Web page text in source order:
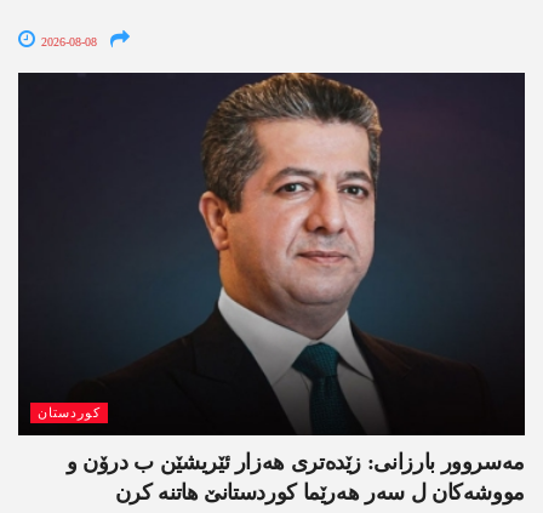
2026-08-08
کوردستان
مەسروور بارزانی: زێدەتری ھەزار ئێریشێن ب درۆن و
مووشەکان ل سەر ھەرێما کوردستانێ ھاتنە کرن